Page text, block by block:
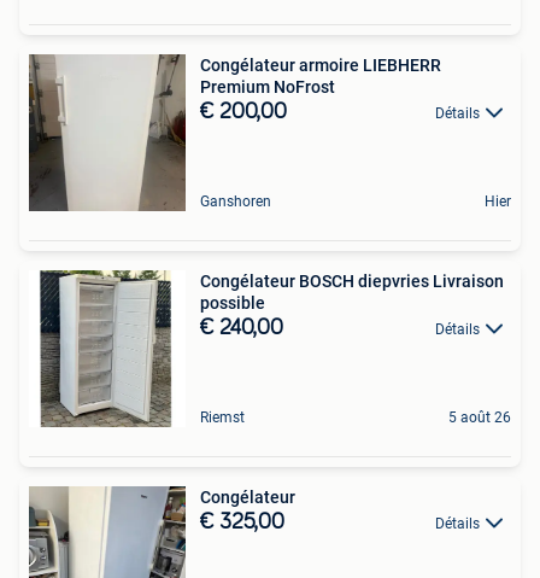
Congélateur armoire LIEBHERR
Premium NoFrost
€ 200,00 Détails
Ganshoren Hier
Congélateur BOSCH diepvries Livraison
possible
€ 240,00 Détails
Riemst 5 août 26
Congélateur
€ 325,00 Détails